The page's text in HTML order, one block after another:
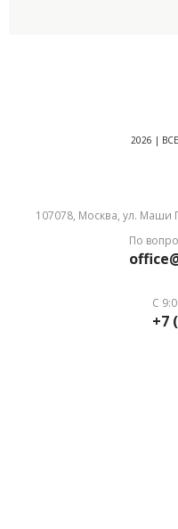
2026 |
107078, Москва, ул.
По
С
+7